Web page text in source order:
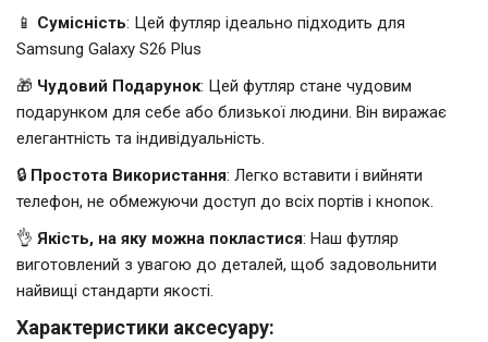
📱 Сумісність: Цей футляр ідеально підходить для
Samsung Galaxy S26 Plus
🎁 Чудовий Подарунок: Цей футляр стане чудовим
подарунком для себе або близької людини. Він виражає
елегантність та індивідуальність.
🔒 Простота Використання: Легко вставити і вийняти
телефон, не обмежуючи доступ до всіх портів і кнопок.
👌 Якість, на яку можна покластися: Наш футляр
виготовлений з увагою до деталей, щоб задовольнити
найвищі стандарти якості.
Характеристики аксесуару: